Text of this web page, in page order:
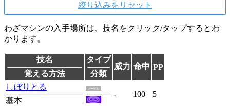
絞り込みをリセット
わざマシンの入手場所は、技名をクリック/タップするとわ
かります。
技名
覚える方法
タイプ
分類
威力 命中 PP
しぼりとる
基本
- 100 5